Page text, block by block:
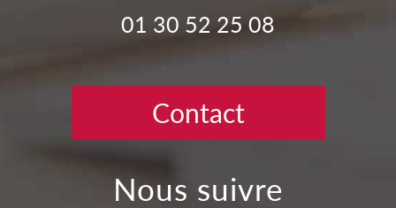
01 30 52 25 08
Contact
nous suivre